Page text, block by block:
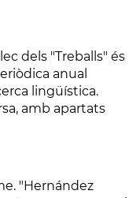
dels "Treballs" és
anual
lingüística.
amb apartats
"Hernández